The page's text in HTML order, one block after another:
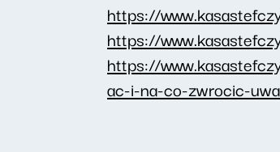
https://
https://
https://
ac-i-na-co-zwrocic-